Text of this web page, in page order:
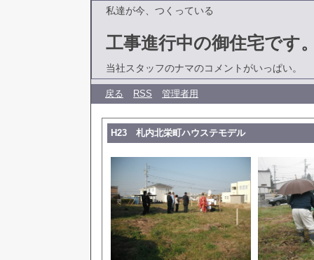
私達が今、つくっている
工事進行中の御住宅です
当社スタッフのナマのコメントがいっぱい。
戻る RSS 管理者用
H23 札内北栄町ハウステモデル